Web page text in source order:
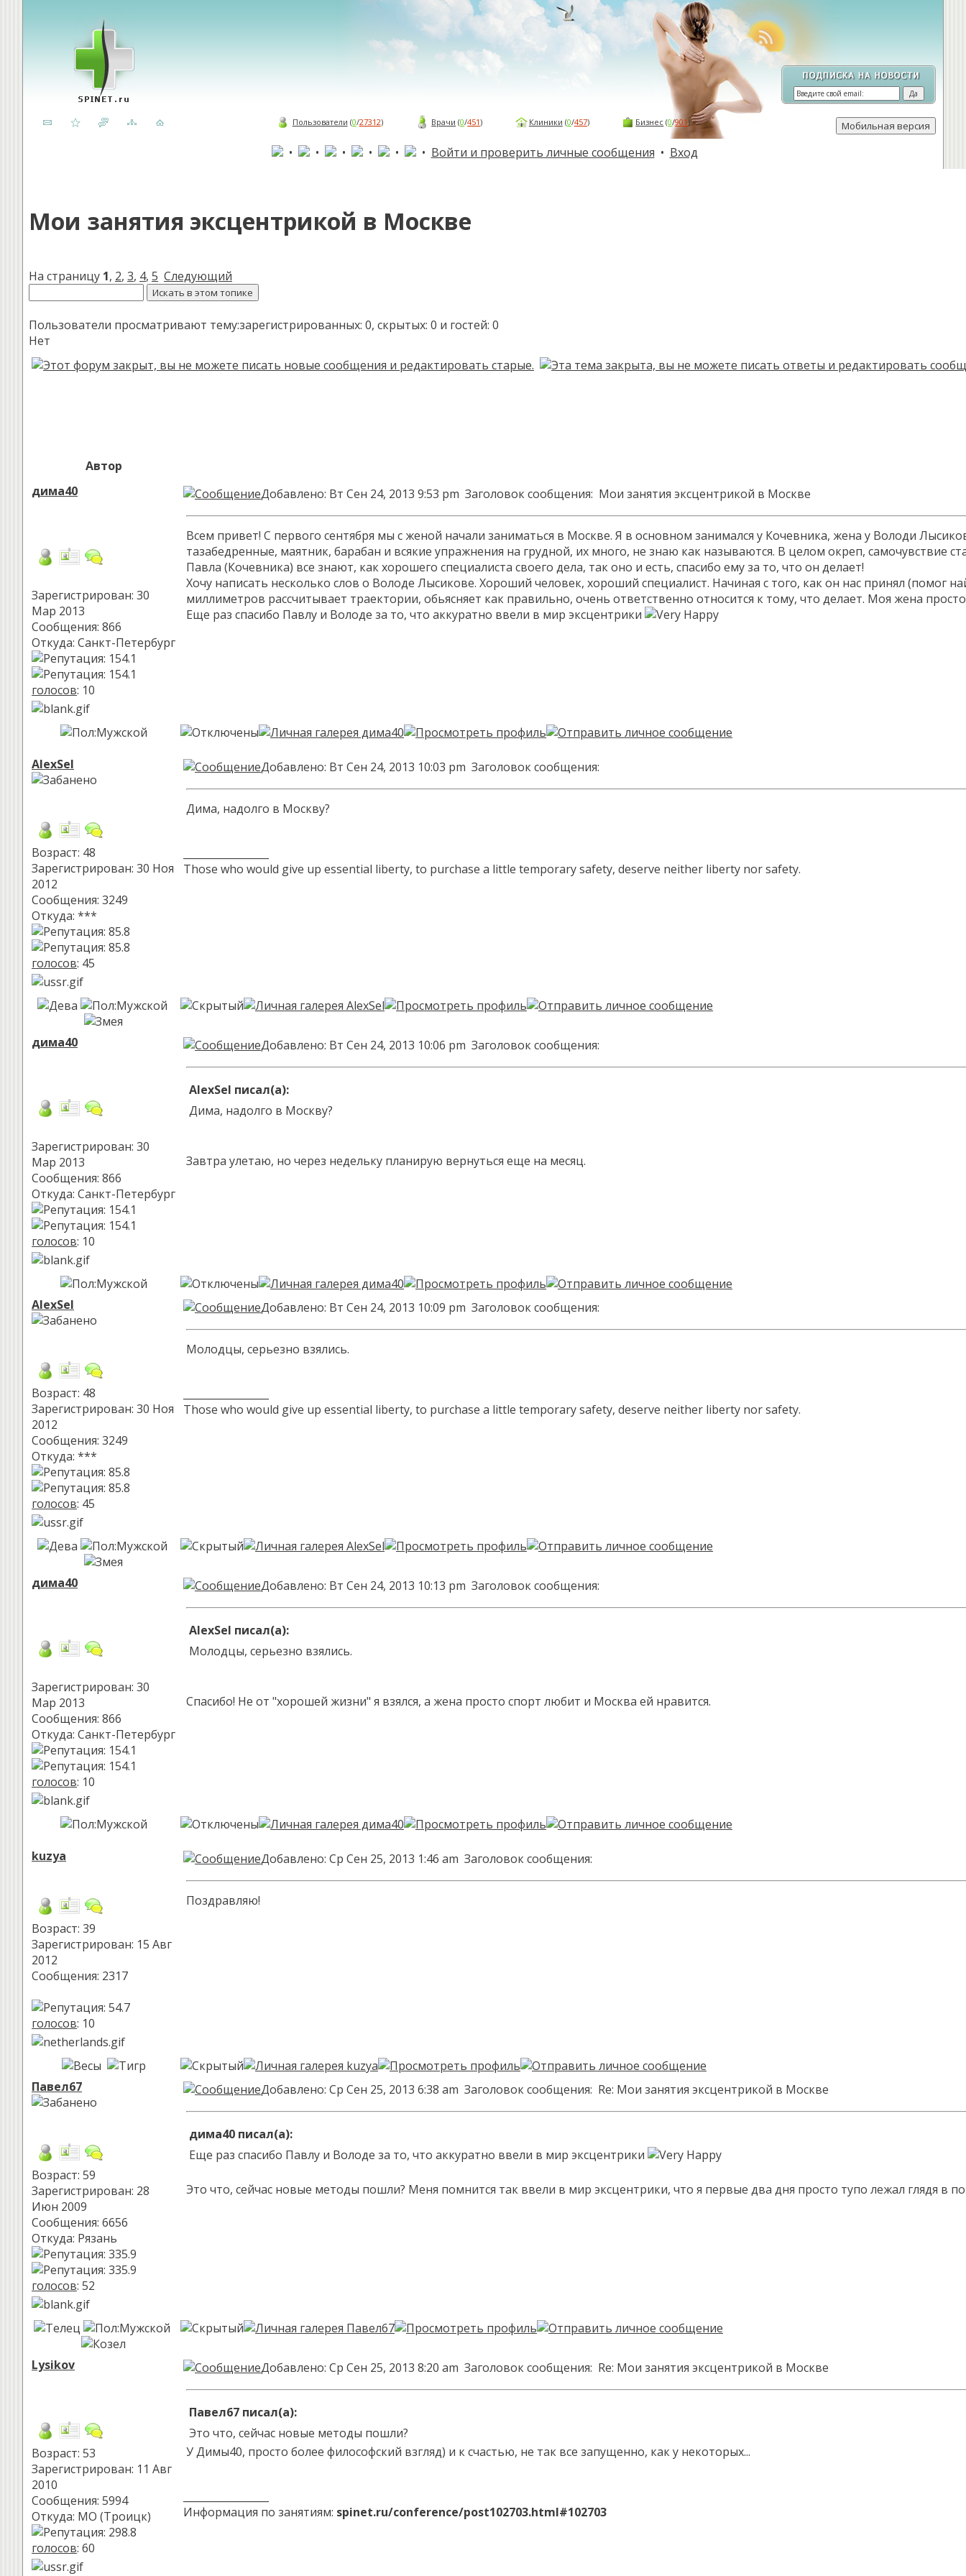
Пользователи (0/27312) Врачи (0/451) Клиники (0/457) Бизнес (0/901)
• • • • • • Войти и проверить личные сообщения • Вход
Мои занятия эксцентрикой в Москве
На страницу 1, 2, 3, 4, 5 Следующий
Пользователи просматривают тему:зарегистрированных: 0, скрытых: 0 и гостей: 0
Нет
Автор
дима40
Зарегистрирован: 30
Мар 2013
Сообщения: 866
Откуда: Санкт-Петербург
голосов: 10
Добавлено: Вт Сен 24, 2013 9:53 pm Заголовок сообщения: Мои занятия эксцентрикой в Москве
Всем привет! С первого сентября мы с женой начали заниматься в Москве. Я в основном занимался у Кочевника, жена у Володи
тазабедренные, маятник, барабан и всякие упражнения на грудной, их много, не знаю как называются. В целом окреп,
Павла (Кочевника) все знают, как хорошего специалиста своего дела, так оно и есть, спасибо ему за то, что он делает!
Хочу написать несколько слов о Володе Лысикове. Хороший человек, хороший специалист. Начиная с того, как он нас принял
миллиметров рассчитывает траектории, обьясняет как правильно, очень ответственно относится к тому, что делает. Моя жена
Еще раз спасибо Павлу и Володе за то, что аккуратно ввели в мир эксцентрики
AlexSel
Возраст: 48
Зарегистрирован: 30 Ноя
2012
Сообщения: 3249
Откуда: ***
голосов: 45
Добавлено: Вт Сен 24, 2013 10:03 pm Заголовок сообщения:
Дима, надолго в Москву?
Those who would give up essential liberty, to purchase a little temporary safety, deserve neither liberty nor safety.
дима40
Зарегистрирован: 30
Мар 2013
Сообщения: 866
Откуда: Санкт-Петербург
голосов: 10
Добавлено: Вт Сен 24, 2013 10:06 pm Заголовок сообщения:
AlexSel писал(а):
Дима, надолго в Москву?
Завтра улетаю, но через недельку планирую вернуться еще на месяц.
AlexSel
Возраст: 48
Зарегистрирован: 30 Ноя
2012
Сообщения: 3249
Откуда: ***
голосов: 45
Добавлено: Вт Сен 24, 2013 10:09 pm Заголовок сообщения:
Молодцы, серьезно взялись.
Those who would give up essential liberty, to purchase a little temporary safety, deserve neither liberty nor safety.
дима40
Зарегистрирован: 30
Мар 2013
Сообщения: 866
Откуда: Санкт-Петербург
голосов: 10
Добавлено: Вт Сен 24, 2013 10:13 pm Заголовок сообщения:
AlexSel писал(а):
Молодцы, серьезно взялись.
Спасибо! Не от "хорошей жизни" я взялся, а жена просто спорт любит и Москва ей нравится.
kuzya
Возраст: 39
Зарегистрирован: 15 Авг
2012
Сообщения: 2317
голосов: 10
Добавлено: Ср Сен 25, 2013 1:46 am Заголовок сообщения:
Поздравляю!
Павел67
Возраст: 59
Зарегистрирован: 28
Июн 2009
Сообщения: 6656
Откуда: Рязань
голосов: 52
Добавлено: Ср Сен 25, 2013 6:38 am Заголовок сообщения: Re: Мои занятия эксцентрикой в Москве
дима40 писал(а):
Еще раз спасибо Павлу и Володе за то, что аккуратно ввели в мир эксцентрики
Это что, сейчас новые методы пошли? Меня помнится так ввели в мир эксцентрики, что я первые два дня просто тупо лежал глядя в
Lysikov
Возраст: 53
Зарегистрирован: 11 Авг
2010
Сообщения: 5994
Откуда: МО (Троицк)
голосов: 60
Добавлено: Ср Сен 25, 2013 8:20 am Заголовок сообщения: Re: Мои занятия эксцентрикой в Москве
Павел67 писал(а):
Это что, сейчас новые методы пошли?
У Димы40, просто более философский взгляд) и к счастью, не так все запущенно, как у некоторых...
Информация по занятиям: spinet.ru/conference/post102703.html#102703